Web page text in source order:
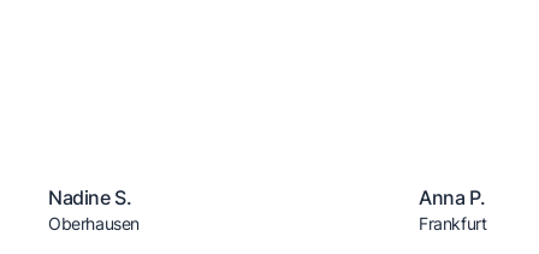
Nadine S.
Oberhausen
Anna P.
Frankfurt